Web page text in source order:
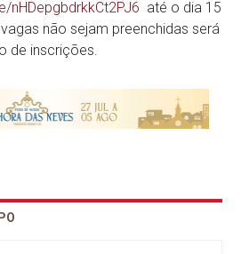
nHDepgbdrkkCt2PJ6 até o dia 15
não sejam preenchidas será
de inscrições.